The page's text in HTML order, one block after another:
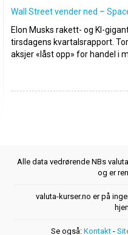
Wall Street vender ned –
Elon Musks rakett- og KI-
tirsdagens kvartalsrapport.
aksjer «låst opp» for handel i
Alle data vedrørende NBs
og er
valuta-kurser.no er på
Se også: Kontakt -